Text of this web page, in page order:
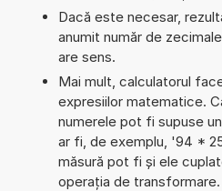
Dacă este necesar,
anumit număr de
are sens.
Mai mult, calculatorul
expresiilor matematice.
numerele pot fi supuse
ar fi, de exemplu, '94 *
măsură pot fi și ele
operația de